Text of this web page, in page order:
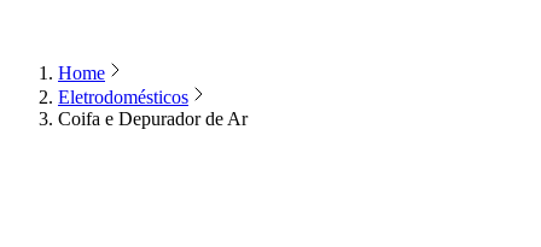
Home
Eletrodomésticos
Coifa e Depurador de Ar